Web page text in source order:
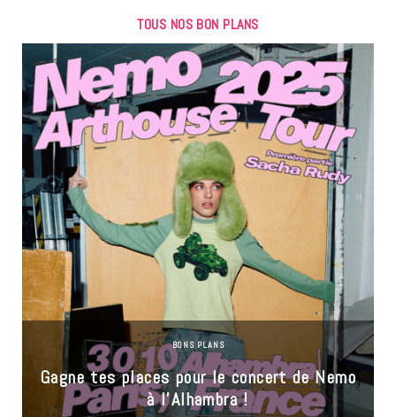
TOUS NOS BON PLANS
BONS PLANS
Gagne tes places pour le concert de Nemo
à l’Alhambra !